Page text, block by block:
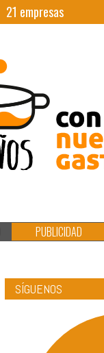
21 empresas
PUBLICIDAD
SÍGUENOS